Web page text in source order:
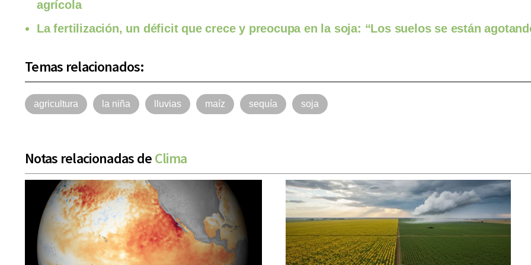
agrícola
La fertilización, un déficit que crece y preocupa en la soja: “Los suelos se están
Temas relacionados:
agricultura la niña lluvias maíz sequía soja
Notas relacionadas deClima